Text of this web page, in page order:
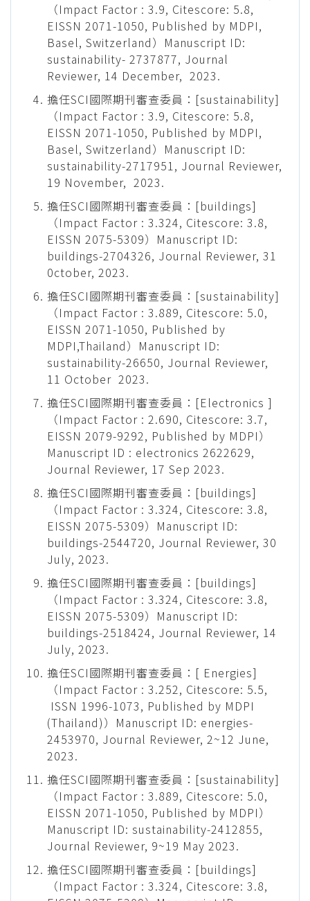
（Impact Factor : 3.9, Citescore: 5.8,
EISSN 2071-1050, Published by MDPI,
Basel, Switzerland）Manuscript ID:
sustainability- 2737877, Journal
Reviewer, 14 December, 2023.
擔任SCI國際期刊審查委員：[sustainability]
（Impact Factor : 3.9, Citescore: 5.8,
EISSN 2071-1050, Published by MDPI,
Basel, Switzerland）Manuscript ID:
sustainability-2717951, Journal Reviewer,
19 November, 2023.
擔任SCI國際期刊審查委員：[buildings]
（Impact Factor : 3.324, Citescore: 3.8,
EISSN 2075-5309）Manuscript ID:
buildings-2704326, Journal Reviewer, 31
0ctober, 2023.
擔任SCI國際期刊審查委員：[sustainability]
（Impact Factor : 3.889, Citescore: 5.0,
EISSN 2071-1050, Published by
MDPI,Thailand）Manuscript ID:
sustainability-26650, Journal Reviewer,
11 October 2023.
擔任SCI國際期刊審查委員：[Electronics ]
（Impact Factor : 2.690, Citescore: 3.7,
EISSN 2079-9292, Published by MDPI）
Manuscript ID : electronics 2622629,
Journal Reviewer, 17 Sep 2023.
擔任SCI國際期刊審查委員：[buildings]
（Impact Factor : 3.324, Citescore: 3.8,
EISSN 2075-5309）Manuscript ID:
buildings-2544720, Journal Reviewer, 30
July, 2023.
擔任SCI國際期刊審查委員：[buildings]
（Impact Factor : 3.324, Citescore: 3.8,
EISSN 2075-5309）Manuscript ID:
buildings-2518424, Journal Reviewer, 14
July, 2023.
擔任SCI國際期刊審查委員：[ Energies]
（Impact Factor : 3.252, Citescore: 5.5,
ISSN 1996-1073, Published by MDPI
(Thailand)）Manuscript ID: energies-
2453970, Journal Reviewer, 2~12 June,
2023.
擔任SCI國際期刊審查委員：[sustainability]
（Impact Factor : 3.889, Citescore: 5.0,
EISSN 2071-1050, Published by MDPI）
Manuscript ID: sustainability-2412855,
Journal Reviewer, 9~19 May 2023.
擔任SCI國際期刊審查委員：[buildings]
（Impact Factor : 3.324, Citescore: 3.8,